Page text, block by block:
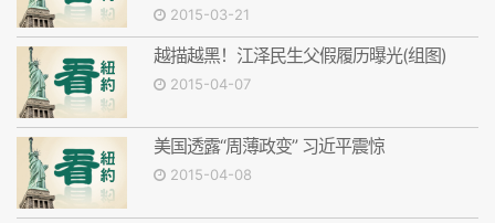
2015-03-21
越描越黑！江泽民生父假履历曝光(组图)
2015-04-07
美国透露“周薄政变” 习近平震惊
2015-04-08